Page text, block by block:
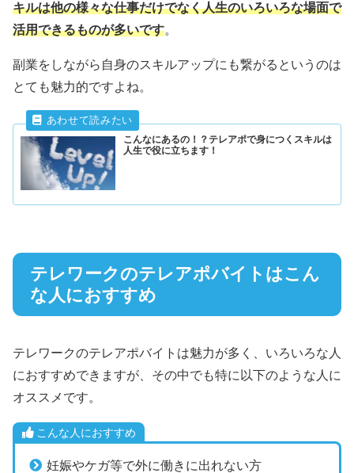
キルは他の様々な仕事だけでなく人生のいろいろな場面で
活用できるものが多いです。
副業をしながら自身のスキルアップにも繋がるというのは
とても魅力的ですよね。
こんなにあるの！？テレアポで身につくスキルは
人生で役に立ちます！
テレワークのテレアポバイトはこん
な人におすすめ
テレワークのテレアポバイトは魅力が多く、いろいろな人
におすすめできますが、その中でも特に以下のような人に
オススメです。
こんな人におすすめ
妊娠やケガ等で外に働きに出れない方